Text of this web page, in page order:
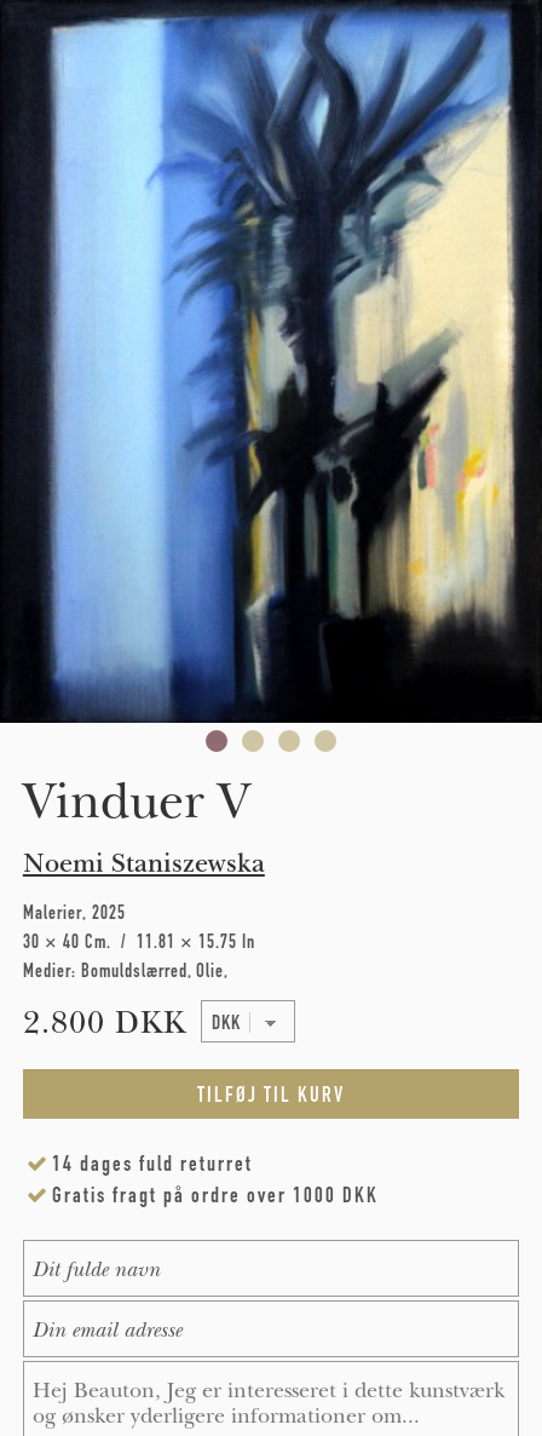
Skip to main content
Vinduer V
Noemi Staniszewska
Malerier 2025
30 × 40 Cm
11.81 × 15.75 In
Medier: Bomuldslærred Olie
2.800 DKK
14 dages fuld returret
Gratis fragt på ordre over 1000 DKK